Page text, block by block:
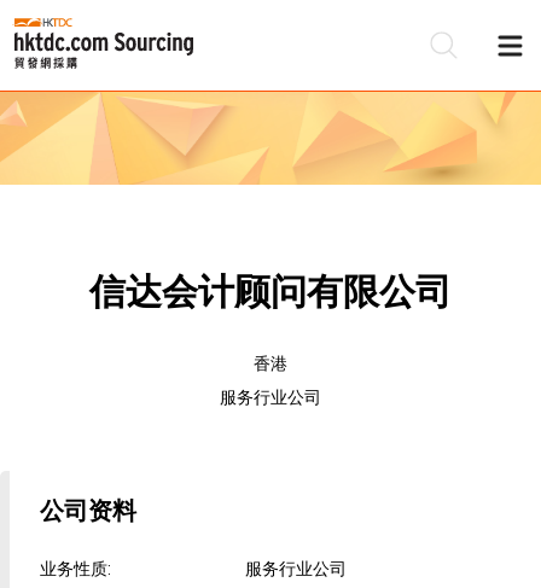
信达会计顾问有限公司
香港
服务行业公司
公司资料
业务性质:
服务行业公司